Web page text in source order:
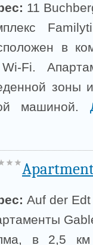
11
в
Wi-Fi.
зоны
машиной.
Auf der
в 2,5